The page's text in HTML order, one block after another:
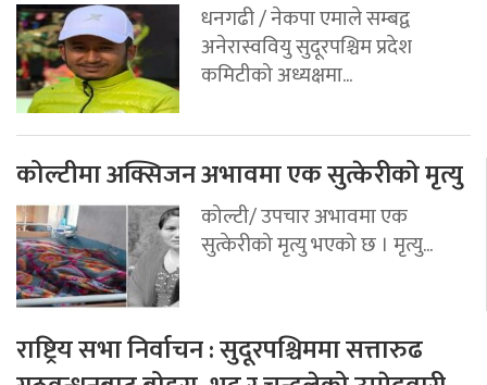
धनगढी / नेकपा एमाले सम्बद्व
अनेरास्ववियु सुदूरपश्चिम प्रदेश
कमिटीको अध्यक्षमा...
कोल्टीमा अक्सिजन अभावमा एक सुत्केरीको मृत्यु
कोल्टी/ उपचार अभावमा एक
सुत्केरीको मृत्यु भएको छ । मृत्यु...
राष्ट्रिय सभा निर्वाचन : सुदूरपश्चिममा सत्तारुढ